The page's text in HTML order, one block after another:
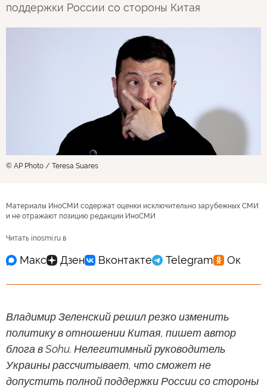
поддержки России со стороны Китая
© AP Photo / Teresa Suares
Материалы ИноСМИ содержат оценки исключительно зарубежных СМИ
и не отражают позицию редакции ИноСМИ
Читать inosmi.ru в
Владимир Зеленский решил резко изменить
политику в отношении Китая, пишет автор
блога в Sohu. Нелегитимный руководитель
Украины рассчитывает, что сможет не
допустить полной поддержки России со стороны